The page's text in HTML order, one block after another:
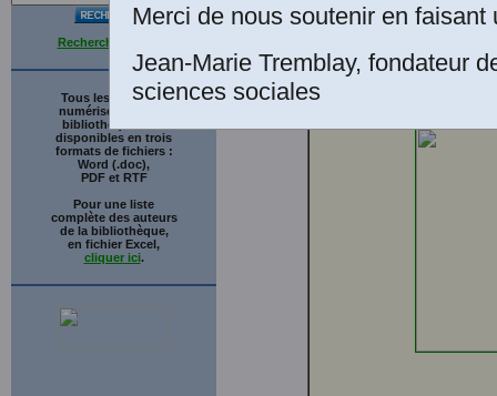
Recherche avancée
Tous les ouvrages
numérisés de cette
bibliothèque sont
disponibles en trois
formats de fichiers :
Word (.doc),
PDF et RTF
Pour une liste
complète des auteurs
de la bibliothèque,
en fichier Excel,
cliquer ici.
Merci de nous soutenir en faisant
Jean-Marie Tremblay, fondateur
sciences sociales